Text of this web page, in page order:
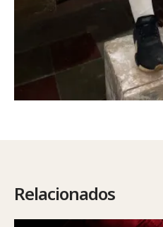
Relacionados